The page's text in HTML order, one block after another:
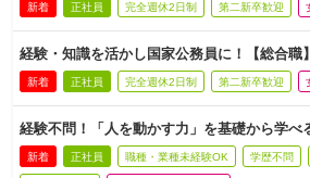
新着 正社員 完全週休2日制 第二新卒歓迎
経験・知識を活かし国家公務員に！【総合
新着 正社員 完全週休2日制 第二新卒歓迎
経験不問！「人を動かす力」を基礎から学べ
新着 正社員 職種・業種未経験OK 学歴不問